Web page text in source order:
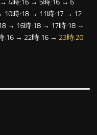
4時:16 → 5時:16 → 6
10時:18 → 11時:17 → 12
→ 16時:18 → 17時:18 →
:16 → 22時:16 → 23時:20